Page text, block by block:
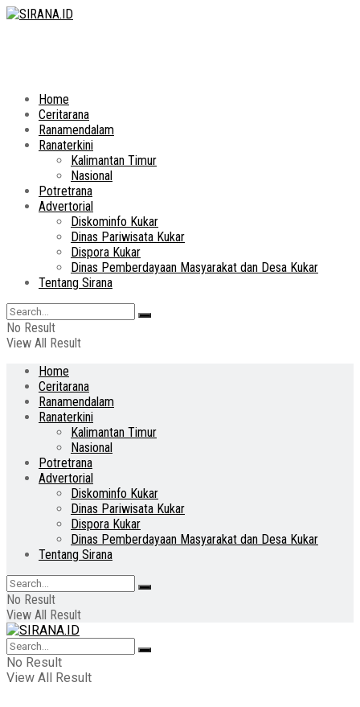
Home
Ceritarana
Ranamendalam
Ranaterkini
Kalimantan Timur
Nasional
Potretrana
Advertorial
Diskominfo Kukar
Dinas Pariwisata Kukar
Dispora Kukar
Dinas Pemberdayaan Masyarakat dan Desa Kukar
Tentang Sirana
No Result
View All Result
Home
Ceritarana
Ranamendalam
Ranaterkini
Kalimantan Timur
Nasional
Potretrana
Advertorial
Diskominfo Kukar
Dinas Pariwisata Kukar
Dispora Kukar
Dinas Pemberdayaan Masyarakat dan Desa Kukar
Tentang Sirana
No Result
View All Result
No Result
View All Result